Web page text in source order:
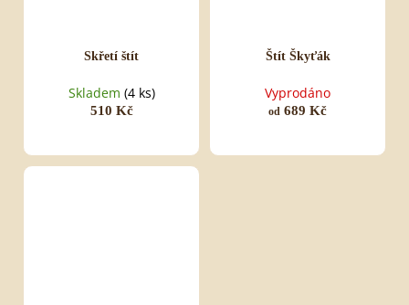
Skřetí štít
Skladem (4 ks)
510 Kč
Štít Škyťák
Vyprodáno
od 689 Kč